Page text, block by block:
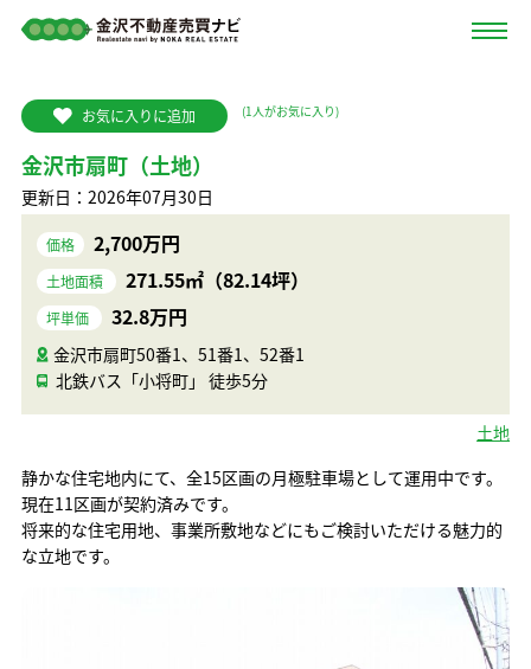
金沢市扇町（土地）
お気に入りに追加 (1人がお気に入り)
更新日：2026年07月30日
価格 2,700万円
土地面積 271.55㎡（82.14坪）
坪単価 32.8万円
金沢市扇町50番1、51番1、52番1
北鉄バス「小将町」 徒歩5分
土地
静かな住宅地内にて、全15区画の月極駐車場として運用中です。
現在11区画が契約済みです。
将来的な住宅用地、事業所敷地などにもご検討いただける魅力的
な立地です。